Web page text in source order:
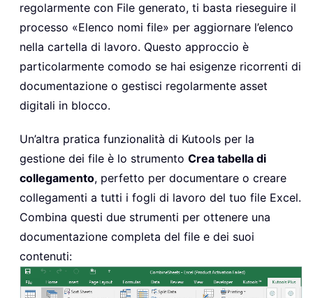
regolarmente con File generato, ti basta rieseguire il
processo «Elenco nomi file» per aggiornare l’elenco
nella cartella di lavoro. Questo approccio è
particolarmente comodo se hai esigenze ricorrenti di
documentazione o gestisci regolarmente asset
digitali in blocco.
Un’altra pratica funzionalità di Kutools per la
gestione dei file è lo strumento Crea tabella di
collegamento, perfetto per documentare o creare
collegamenti a tutti i fogli di lavoro del tuo file Excel.
Combina questi due strumenti per ottenere una
documentazione completa del file e dei suoi
contenuti: